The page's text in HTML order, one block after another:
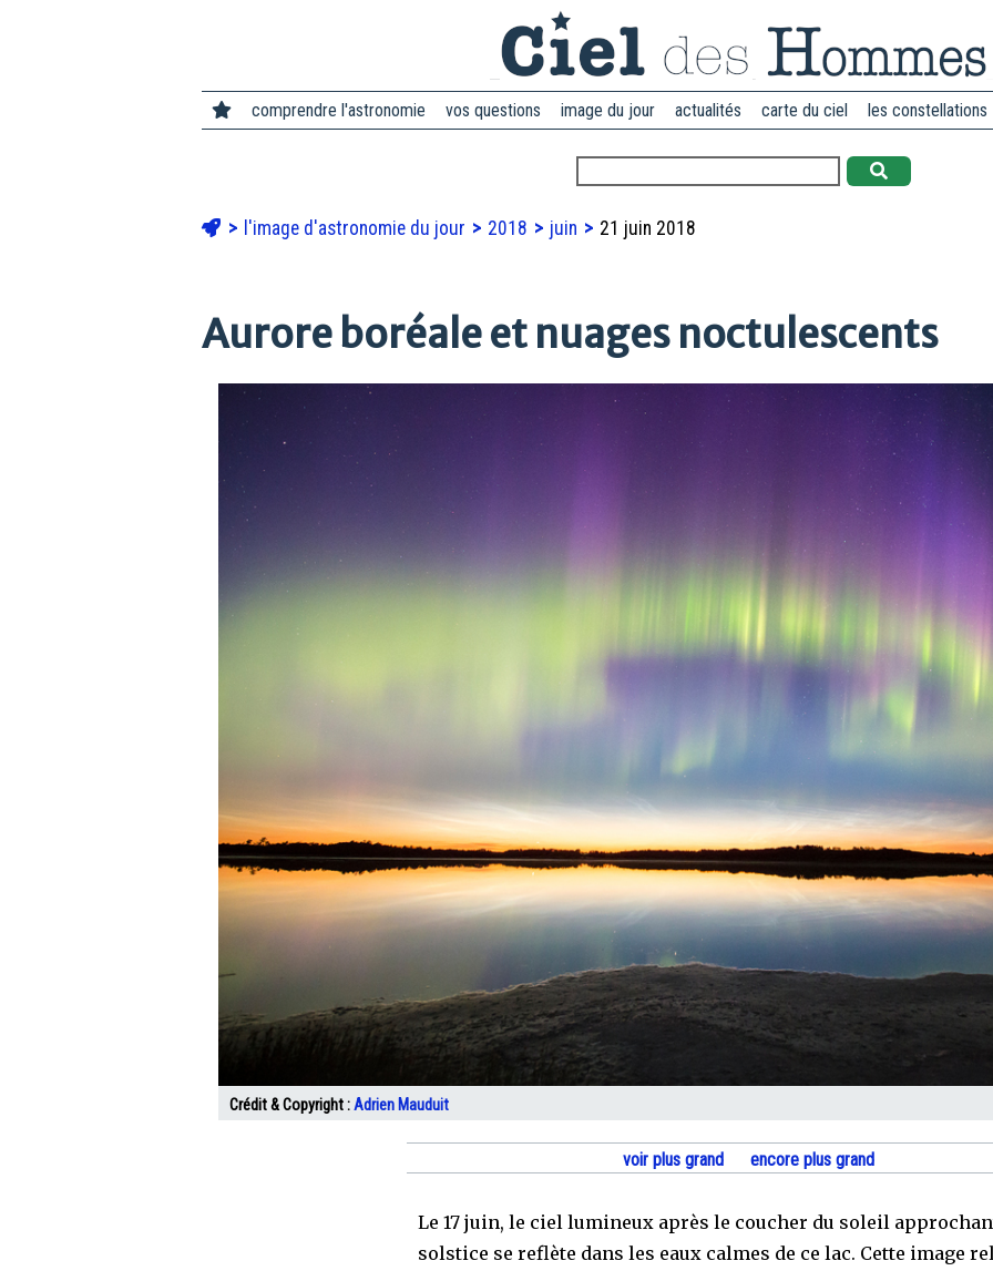
comprendre l'astronomie vos questions image du jour actualités carte du ciel les constellations
l'image d'astronomie du jour 2018 juin 21 juin 2018
Aurore boréale et nuages noctulescents
Crédit & Copyright :Adrien Mauduit
voir plus grand encore plus grand
Le 17 juin, le ciel lumineux après le coucher du soleil
solstice se reflète dans les eaux calmes de ce lac. Cette image